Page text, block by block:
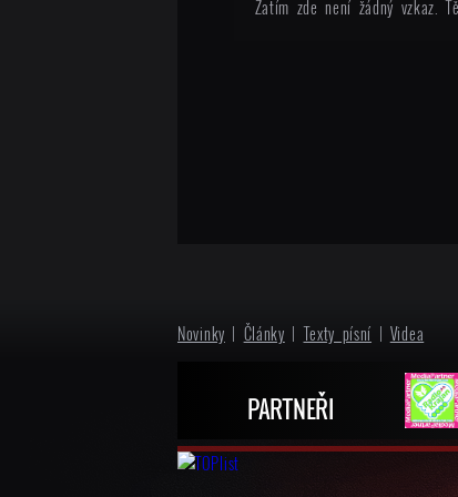
Zatím zde není žádný vzkaz.
Novinky | Články |Texty písní | Videa
PARTNEŘI